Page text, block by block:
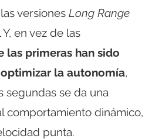
versiones Long Range
en vez de las
las primeras han sido
la autonomía,
segundas se da una
comportamiento dinámico,
punta.